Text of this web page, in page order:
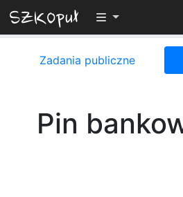
Przełącz
Zadania publiczne
Pin